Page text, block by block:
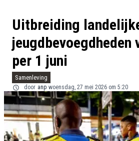
Uitbreiding
jeugdbevoegdheden
per 1 juni
Samenleving
door anp woensdag, 27 mei 2026 om 5:20